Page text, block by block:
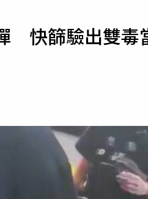
快篩驗出雙毒